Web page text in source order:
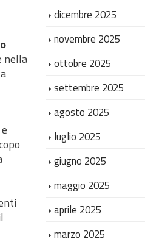
nella
dicembre 2025
novembre 2025
ottobre 2025
settembre 2025
agosto 2025
luglio 2025
giugno 2025
maggio 2025
aprile 2025
marzo 2025